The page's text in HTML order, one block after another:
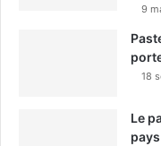
9
18
Le